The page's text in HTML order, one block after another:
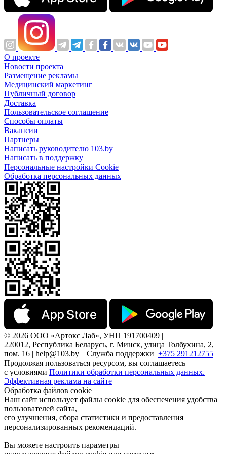
О проекте
Новости проекта
Размещение рекламы
Медицинский маркетинг
Публичный договор
Доставка
Пользовательское соглашение
Способы оплаты
Вакансии
Партнеры
Написать руководителю 103.by
Написать в поддержку
Персональные настройки Cookie
Обработка персональных данных
© 2026 ООО «Артокс Лаб», УНП 191700409 |
220012, Республика Беларусь, г. Минск, улица Толбухина, 2,
пом. 16 | help@103.by | Служба поддержки +375 291212755
Продолжая пользоваться ресурсом, вы соглашаетесь
с условиями Политики обработки персональных данных.
Эффективная реклама на сайте
Обработка файлов cookie
Наш сайт использует файлы cookie для обеспечения удобства
пользователей сайта,
его улучшения, сбора статистики и предоставления
персонализированных рекомендаций.
Вы можете настроить параметры